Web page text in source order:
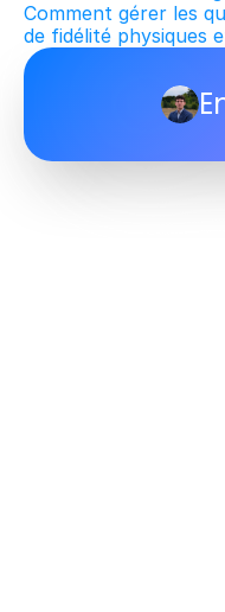
Comment gérer les
de fidélité physiques